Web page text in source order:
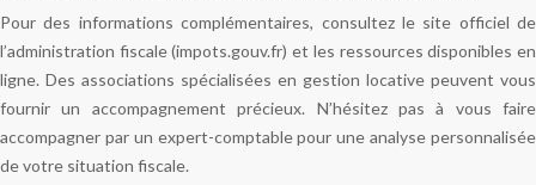
Pour des informations complémentaires, consultez le site officiel de
l’administration fiscale (impots.gouv.fr) et les ressources disponibles en
ligne. Des associations spécialisées en gestion locative peuvent vous
fournir un accompagnement précieux. N’hésitez pas à vous faire
accompagner par un expert-comptable pour une analyse personnalisée
de votre situation fiscale.